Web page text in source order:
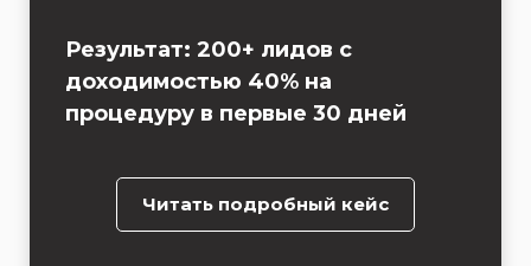
Результат: 200+ лидов с
доходимостью 40% на
процедуру в первые 30 дней
Читать подробный кейс